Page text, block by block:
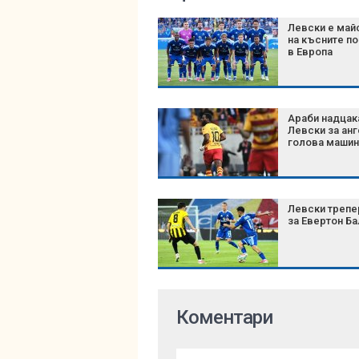
Левски е
на късните
в Европа
Араби
Левски за
голова
Левски
за Евертон
Коментари